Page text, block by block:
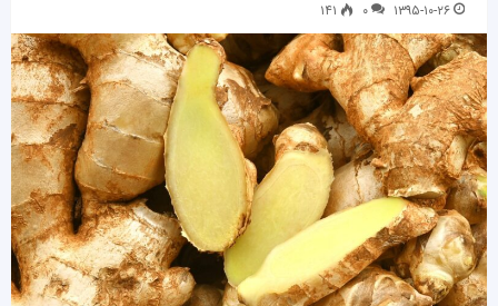
۱۳۹۵-۱۰-۲۶ ۰ ۱۴۱